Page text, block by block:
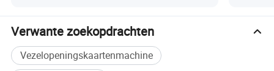
Verwante zoekopdrachten
Vezelopeningskaartenmachine